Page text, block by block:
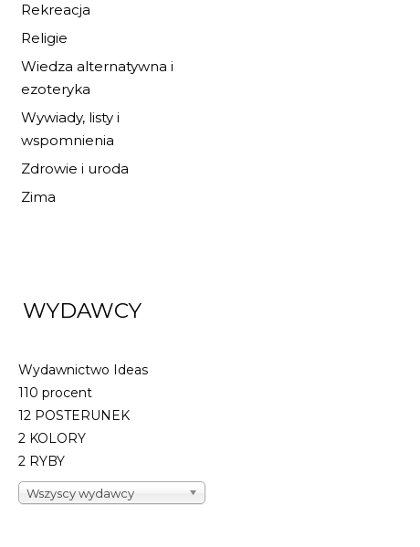
Rekreacja
Religie
Wiedza alternatywna i
ezoteryka
Wywiady, listy i
wspomnienia
Zdrowie i uroda
Zima
WYDAWCY
Wydawnictwo Ideas
110 procent
12 POSTERUNEK
2 KOLORY
2 RYBY
Wszyscy wydawcy